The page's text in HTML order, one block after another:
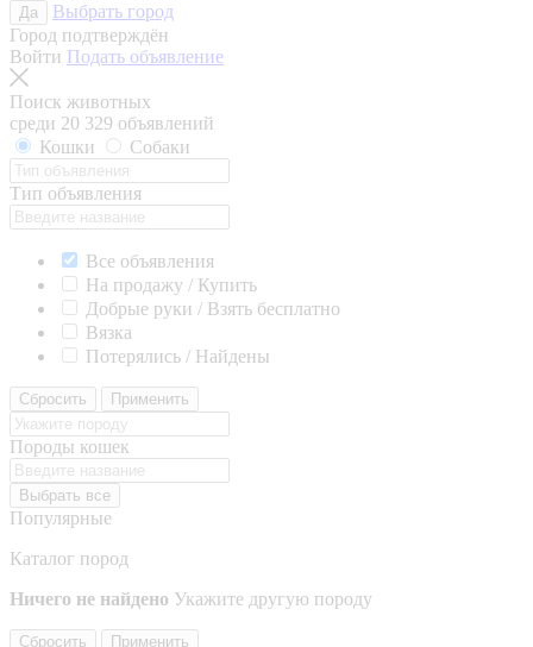
Да
Выбрать город
Город подтверждён
Войти Подать объявление
Поиск животных
среди 20 329 объявлений
Кошки
Собаки
Тип объявления
Все объявления
На продажу / Купить
Добрые руки / Взять бесплатно
Вязка
Потерялись / Найдены
Сбросить Применить
Породы кошек
Выбрать все
Популярные
Каталог пород
Ничего не найдено Укажите другую породу
Сбросить Применить